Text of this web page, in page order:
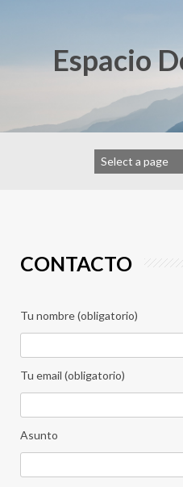
Espacio
CONTACTO
Tu nombre (obligatorio)
Tu email (obligatorio)
Asunto